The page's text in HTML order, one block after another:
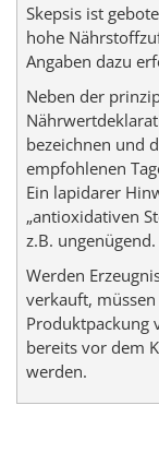
Skepsis ist
hohe
Angaben dazu
Neben der
bezeichnen und
empfohlenen
Ein lapidarer
„antioxidativen
z.B. ungenügend.
Werden
verkauft,
Produktpackung
bereits vor dem
werden.